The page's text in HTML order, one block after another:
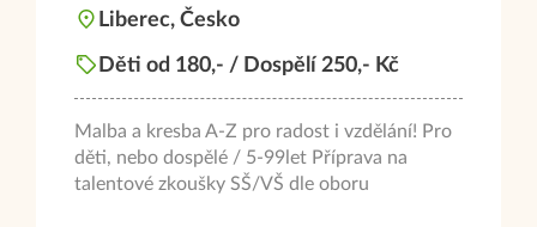
Liberec, Česko
Děti od 180,- / Dospělí 250,- Kč
Malba a kresba A-Z pro radost i vzdělání! Pro
děti, nebo dospělé / 5-99let Příprava na
talentové zkoušky SŠ/VŠ dle oboru